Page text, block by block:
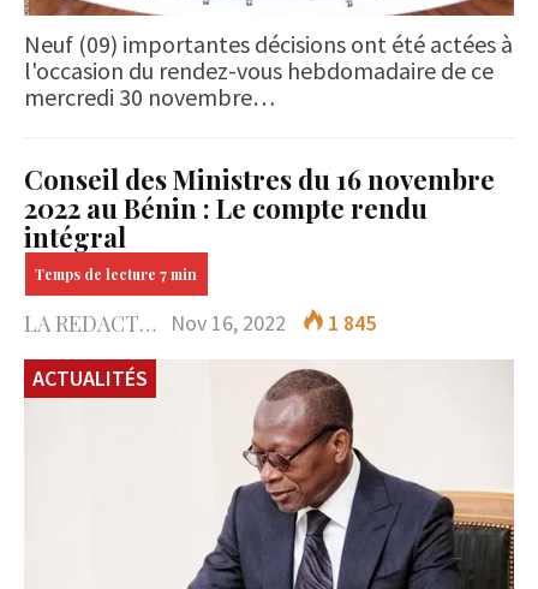
Neuf (09) importantes décisions ont été actées à
l'occasion du rendez-vous hebdomadaire de ce
mercredi 30 novembre…
Conseil des Ministres du 16 novembre
2022 au Bénin : Le compte rendu
intégral
LA REDACTION Nov 16, 2022
1 845
ACTUALITÉS